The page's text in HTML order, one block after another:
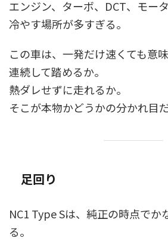
エンジン、ターボ、DCT、モー
冷やす場所が多すぎる。
この車は、一発だけ速くても意味
連続して踏めるか。
熱ダレせずに走れるか。
そこが本物かどうかの分かれ目だ
足回り
NC1 Type Sは、純正の時点でか
る。